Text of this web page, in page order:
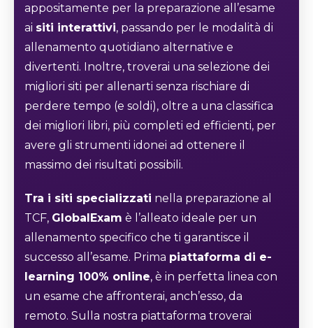
appositamente per la preparazione all’esame
ai siti interattivi, passando per le modalità di
allenamento quotidiano alternative e
divertenti. Inoltre, troverai una selezione dei
migliori siti per allenarti senza rischiare di
perdere tempo (e soldi), oltre a una classifica
dei migliori libri, più completi ed efficienti, per
avere gli strumenti idonei ad ottenere il
massimo dei risultati possibili.
Tra i siti specializzati nella preparazione al
TCF, GlobalExam è l’alleato ideale per un
allenamento specifico che ti garantisce il
successo all’esame. Prima piattaforma di e-
learning 100% online, è in perfetta linea con
un esame che affronterai, anch’esso, da
remoto. Sulla nostra piattaforma troverai